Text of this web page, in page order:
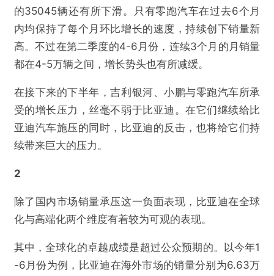
的35045辆还有所下滑。只有零跑汽车在过去6个月
内均保持了每个月环比增长的速度，持续创下销量新
高。不过在第二季度的4-6月份，连续3个月的月销量
都在4-5万辆之间，增长势头也有所减缓。
在接下来的下半年，吉利银河、小鹏与零跑汽车所承
受的增长压力，丝毫不弱于比亚迪。在它们继续给比
亚迪汽车施压的同时，比亚迪的反击，也将给它们持
续带来巨大的压力。
2
除了国内市场销量承压这一负面表现，比亚迪在全球
化与高端化两个维度有着较为可观的表现。
其中，全球化的卓越成绩是超过公众预期的。以今年1
-6月份为例，比亚迪在海外市场的销量分别为6.63万